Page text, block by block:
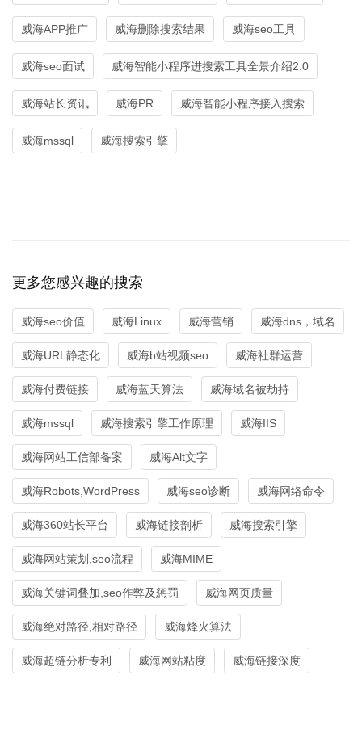
威海APP推广 威海删除搜索结果 威海seo工具
威海seo面试 威海智能小程序进搜索工具全景介绍2.0
威海站长资讯 威海PR 威海智能小程序接入搜索
威海mssql 威海搜索引擎
更多您感兴趣的搜索
威海seo价值 威海Linux 威海营销 威海dns，域名
威海URL静态化 威海b站视频seo 威海社群运营
威海付费链接 威海蓝天算法 威海域名被劫持
威海mssql 威海搜索引擎工作原理 威海IIS
威海网站工信部备案 威海Alt文字
威海Robots,WordPress 威海seo诊断 威海网络命令
威海360站长平台 威海链接剖析 威海搜索引擎
威海网站策划,seo流程 威海MIME
威海关键词叠加,seo作弊及惩罚 威海网页质量
威海绝对路径,相对路径 威海烽火算法
威海超链分析专利 威海网站粘度 威海链接深度